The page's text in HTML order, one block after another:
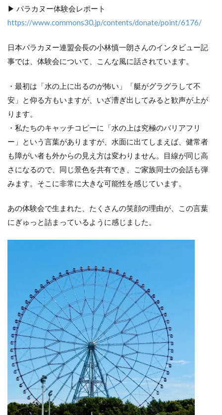
▶ パラカヌー体験会レポート
https://www.commons30.jp/contents/donate/point/6176/
日本パラカヌー連盟会長の小林慎一朗さんのインタビュー記
事では、体験会について、こんな風に話されています。
・最初は「水の上に出るのが怖い」「艇がグラグラして不
安」と仰る方もいますが、いざ漕ぎ出してみると歓声が上が
ります。
・私たちのキャッチコピーに「水の上は究極のバリアフリ
ー」という言葉がありますが、水面に出てしまえば、健常者
も障がい者も外からの見え方は変わりません。目線が同じ高
さになるので、同じ景色を共有でき、ご家族同士の会話も弾
みます。そこに非常に大きな可能性を感じています。
あの体験会で生まれた、たくさんの笑顔の理由が、この言葉
にぎゅっと詰まっているように感じました。